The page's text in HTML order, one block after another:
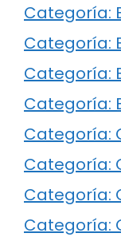
Categoría:
Categoría:
Categoría:
Categoría:
Categoría:
Categoría:
Categoría:
Categoría: